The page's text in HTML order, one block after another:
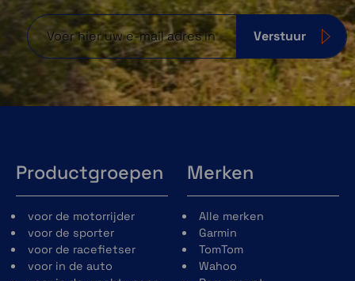
Verstuur
Productgroepen
voor de motorrijder
voor de sporter
voor de racefietser
voor in de auto
Merken
Alle merken
Garmin
TomTom
Wahoo